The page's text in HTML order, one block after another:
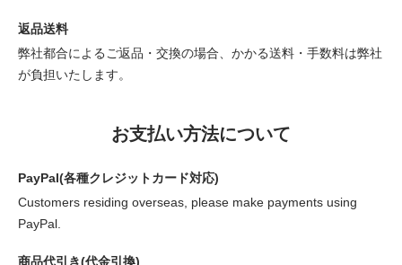
返品送料
弊社都合によるご返品・交換の場合、かかる送料・手数料は弊社
が負担いたします。
お支払い方法について
PayPal(各種クレジットカード対応)
Customers residing overseas, please make payments using
PayPal.
商品代引き(代金引換)